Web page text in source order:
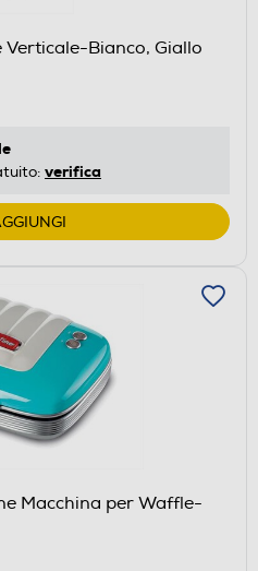
Bianco, Giallo
verifica
Macchina per Waffle-